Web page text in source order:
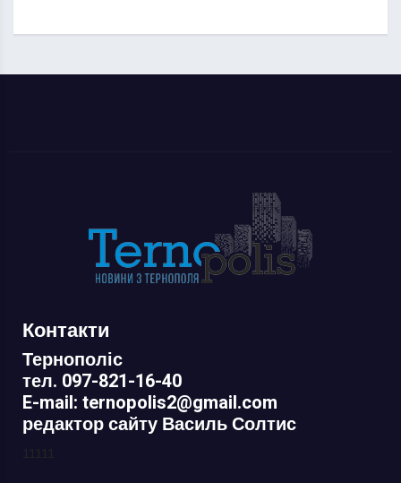
Контакти
Тернополіс
тел. 097-821-16-40
E-mail: ternopolis2@gmail.com
редактор сайту Василь Солтис